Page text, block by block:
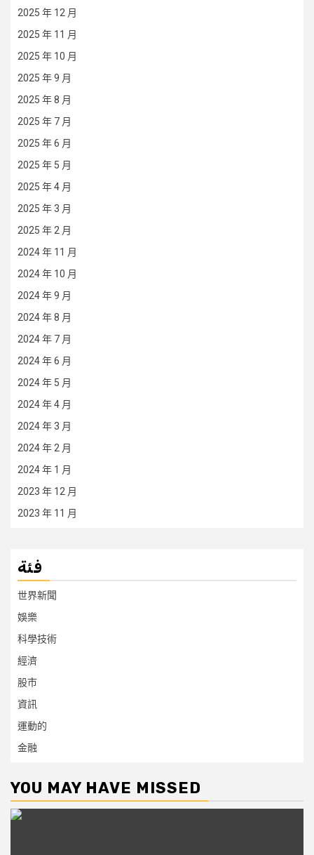
2025 年 12 月
2025 年 11 月
2025 年 10 月
2025 年 9 月
2025 年 8 月
2025 年 7 月
2025 年 6 月
2025 年 5 月
2025 年 4 月
2025 年 3 月
2025 年 2 月
2024 年 11 月
2024 年 10 月
2024 年 9 月
2024 年 8 月
2024 年 7 月
2024 年 6 月
2024 年 5 月
2024 年 4 月
2024 年 3 月
2024 年 2 月
2024 年 1 月
2023 年 12 月
2023 年 11 月
فئة
世界新聞
娛樂
科學技術
經濟
股市
資訊
運動的
金融
YOU MAY HAVE MISSED